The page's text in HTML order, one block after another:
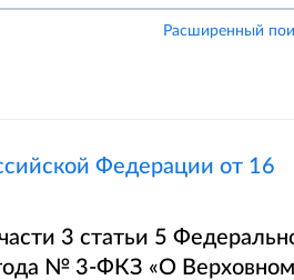
Расширенный
Федерации от 16
3 статьи 5
года № 3-ФКЗ «О Верховном